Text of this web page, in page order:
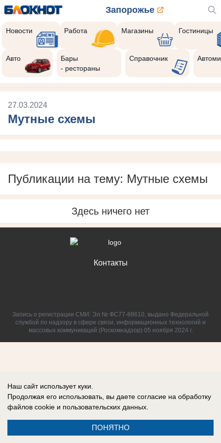
Запорожье
Новости Работа Магазины Гостиницы
Авто
Бары
- рестораны
Справочник
27.03.2024
Мутные схемы
Публикации на тему: Мутные схемы
Здесь ничего нет
Контакты
Запись о регистрации СМИ: Эл № ФС77-88610, выдано Федеральной
службой по надзору в сфере связи, информационных технологий и
массовых коммуникаций (Роскомнадзор) 05 ноября 2024 г.
Наш сайт использует куки.
Продолжая его использовать, вы даете согласие на обработку
файлов cookie и пользовательских данных.
ПОНЯТНО